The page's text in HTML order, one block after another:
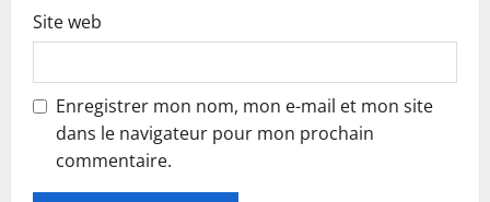
Site web
Enregistrer mon nom, mon e-mail et mon site
dans le navigateur pour mon prochain
commentaire.